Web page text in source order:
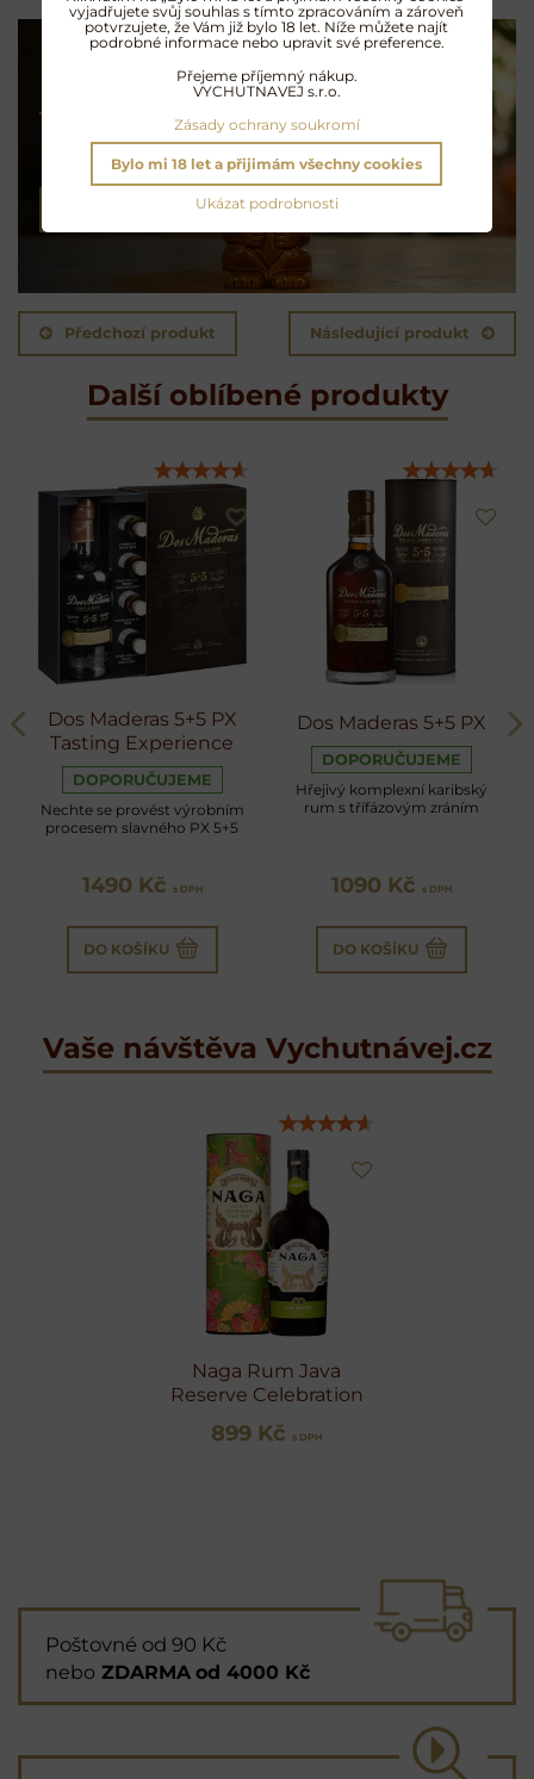
Koktejly na rumu
Exotické opojení
NAMÍCHAT KOKTEJL
Předchozí produkt Následující produkt
Další oblíbené produkty
Dos Maderas 5+5 PX
Tasting Experience
DOPORUČUJEME
Nechte se provést výrobním
procesem slavného PX 5+5
1490 Kč s DPH
DO KOŠÍKU
Dos Maderas 5+5 PX
DOPORUČUJEME
Hřejivý komplexní karibský
rum s třífázovým zráním
1090 Kč s DPH
DO KOŠÍKU
Vaše návštěva Vychutnávej.cz
Naga Rum Java
Reserve Celebration
899 Kč s DPH
Poštovné od 90 Kč
nebo ZDARMA od 4000 Kč
vyjadřujete svůj souhlas s tímto zpracováním a zároveň
potvrzujete, že Vám již bylo 18 let. Níže můžete najít
podrobné informace nebo upravit své preference.
Přejeme příjemný nákup.
VYCHUTNAVEJ s.r.o.
Zásady ochrany soukromí
Ukázat podrobnosti
Bylo mi 18 let a přijimám všechny cookies